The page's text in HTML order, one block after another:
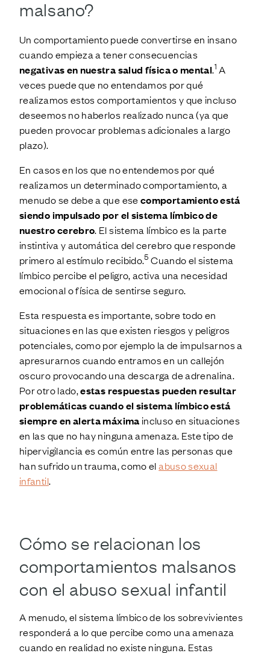
malsano?
Un comportamiento puede convertirse en insano
cuando empieza a tener consecuencias
negativas en nuestra salud física o mental.1 A
veces puede que no entendamos por qué
realizamos estos comportamientos y que incluso
deseemos no haberlos realizado nunca (ya que
pueden provocar problemas adicionales a largo
plazo).
En casos en los que no entendemos por qué
realizamos un determinado comportamiento, a
menudo se debe a que esecomportamiento está
siendo impulsado por el sistema límbico de
nuestro cerebro. El sistema límbico es la parte
instintiva y automática del cerebro que responde
primero al estímulo recibido.5 Cuando el sistema
límbico percibe el peligro, activa una necesidad
emocional o física de sentirse seguro.
Esta respuesta es importante, sobre todo en
situaciones en las que existen riesgos y peligros
potenciales, como por ejemplo la de impulsarnos a
apresurarnos cuando entramos en un callejón
oscuro provocando una descarga de adrenalina.
Por otro lado,estas respuestas pueden resultar
problemáticas cuando el sistema límbico está
siempre en alerta máxima incluso en situaciones
en las que no hay ninguna amenaza. Este tipo de
hipervigilancia es común entre las personas que
han sufrido un trauma, como elabuso sexual
infantil.
Cómo se relacionan los
comportamientos malsanos
con el abuso sexual infantil
A menudo, el sistema límbico de los sobrevivientes
responderá a lo que percibe como una amenaza
cuando en realidad no existe ninguna. Estas